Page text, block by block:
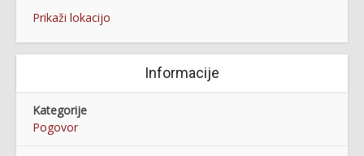
Prikaži lokacijo
Informacije
Kategorije
Pogovor